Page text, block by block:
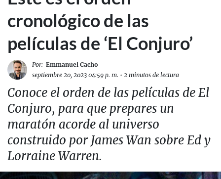
cronológico de las
películas de ‘El Conjuro’
Por: Emmanuel Cacho
septiembre 20, 2023 04:59 p. m. • 2 minutos de lectura
Conoce el orden de las películas de El
Conjuro, para que prepares un
maratón acorde al universo
construido por James Wan sobre Ed y
Lorraine Warren.